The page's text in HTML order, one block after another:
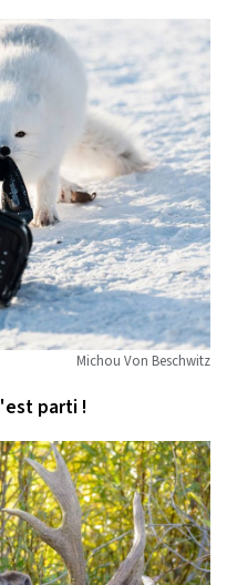
Michou Von Beschwitz
parti !